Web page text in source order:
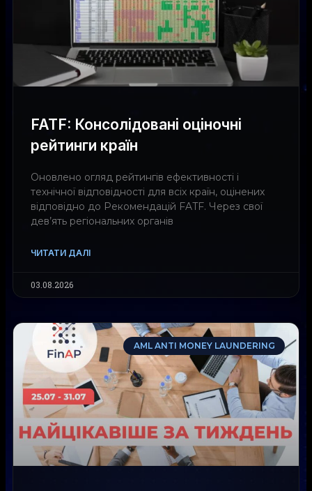
FATF: Консолідовані оціночні
рейтинги країн
Оновлено огляд рейтингів ефективності і
технічної відповідності для всіх країн, оцінених
відповідно до Рекомендацій FATF. Через свої
дев’ять регіональних органів
ЧИТАТИ ДАЛІ
03.08.2026
AML ANTI MONEY LAUNDERING